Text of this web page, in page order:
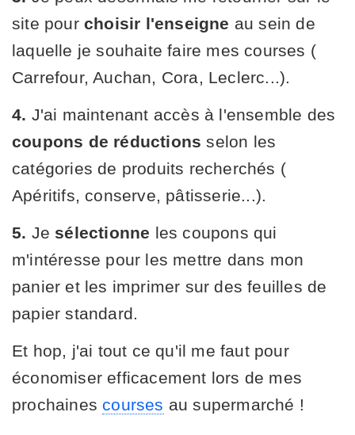
site pour choisir l'enseigne au sein de
laquelle je souhaite faire mes courses (
Carrefour, Auchan, Cora, Leclerc...).
4. J'ai maintenant accès à l'ensemble des
coupons de réductions selon les
catégories de produits recherchés (
Apéritifs, conserve, pâtisserie...).
5. Je sélectionne les coupons qui
m'intéresse pour les mettre dans mon
panier et les imprimer sur des feuilles de
papier standard.
Et hop, j'ai tout ce qu'il me faut pour
économiser efficacement lors de mes
prochaines courses au supermarché !